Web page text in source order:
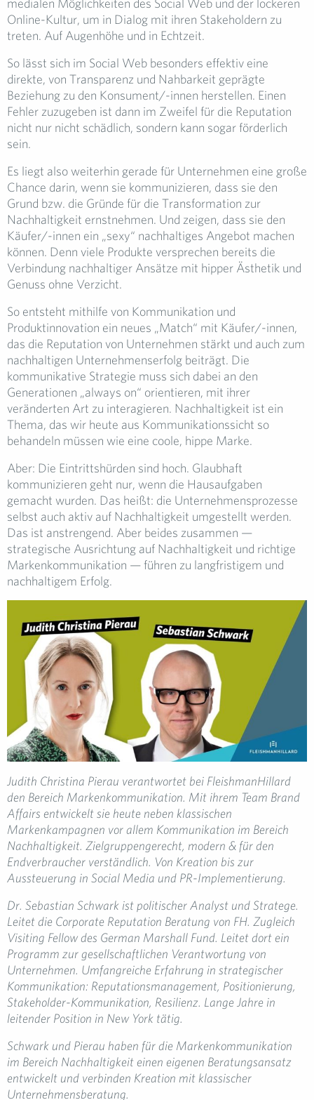
medialen Möglichkeiten des Social Web und der lockeren
Online-Kultur, um in Dialog mit ihren Stakeholdern zu
treten. Auf Augenhöhe und in Echtzeit.
So lässt sich im Social Web besonders effektiv eine
direkte, von Transparenz und Nahbarkeit geprägte
Beziehung zu den Konsument/-innen herstellen. Einen
Fehler zuzugeben ist dann im Zweifel für die Reputation
nicht nur nicht schädlich, sondern kann sogar förderlich
sein.
Es liegt also weiterhin gerade für Unternehmen eine große
Chance darin, wenn sie kommunizieren, dass sie den
Grund bzw. die Gründe für die Transformation zur
Nachhaltigkeit ernstnehmen. Und zeigen, dass sie den
Käufer/-innen ein „sexy“ nachhaltiges Angebot machen
können. Denn viele Produkte versprechen bereits die
Verbindung nachhaltiger Ansätze mit hipper Ästhetik und
Genuss ohne Verzicht.
So entsteht mithilfe von Kommunikation und
Produktinnovation ein neues „Match“ mit Käufer/-innen,
das die Reputation von Unternehmen stärkt und auch zum
nachhaltigen Unternehmenserfolg beiträgt. Die
kommunikative Strategie muss sich dabei an den
Generationen „always on“ orientieren, mit ihrer
veränderten Art zu interagieren. Nachhaltigkeit ist ein
Thema, das wir heute aus Kommunikationssicht so
behandeln müssen wie eine coole, hippe Marke.
Aber: Die Eintrittshürden sind hoch. Glaubhaft
kommunizieren geht nur, wenn die Hausaufgaben
gemacht wurden. Das heißt: die Unternehmensprozesse
selbst auch aktiv auf Nachhaltigkeit umgestellt werden.
Das ist anstrengend. Aber beides zusammen —
strategische Ausrichtung auf Nachhaltigkeit und richtige
Markenkommunikation — führen zu langfristigem und
nachhaltigem Erfolg.
Judith Christina Pierau verantwortet bei FleishmanHillard
den Bereich Markenkommunikation. Mit ihrem Team Brand
Affairs entwickelt sie heute neben klassischen
Markenkampagnen vor allem Kommunikation im Bereich
Nachhaltigkeit. Zielgruppengerecht, modern & für den
Endverbraucher verständlich. Von Kreation bis zur
Aussteuerung in Social Media und PR-Implementierung.
Dr. Sebastian Schwark ist politischer Analyst und Stratege.
Leitet die Corporate Reputation Beratung von FH. Zugleich
Visiting Fellow des German Marshall Fund. Leitet dort ein
Programm zur gesellschaftlichen Verantwortung von
Unternehmen. Umfangreiche Erfahrung in strategischer
Kommunikation: Reputationsmanagement, Positionierung,
Stakeholder-Kommunikation, Resilienz. Lange Jahre in
leitender Position in New York tätig.
Schwark und Pierau haben für die Markenkommunikation
im Bereich Nachhaltigkeit einen eigenen Beratungsansatz
entwickelt und verbinden Kreation mit klassischer
Unternehmensberatung.